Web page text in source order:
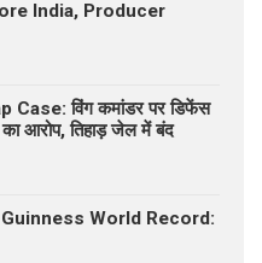
India, Producer
Case: विंग कमांडर पर डिफेंस
आरोप, तिहाड़ जेल में बंद
World Record: